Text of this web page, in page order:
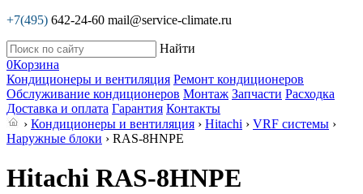
+7(495) 642-24-60 mail@service-climate.ru
Найти
0Корзина
Кондиционеры и вентиляция Ремонт кондиционеров
Обслуживание кондиционеров Монтаж Запчасти Расходка
Доставка и оплата Гарантия Контакты
› Кондиционеры и вентиляция › Hitachi › VRF системы ›
Наружные блоки › RAS-8HNPE
Hitachi RAS-8HNPE